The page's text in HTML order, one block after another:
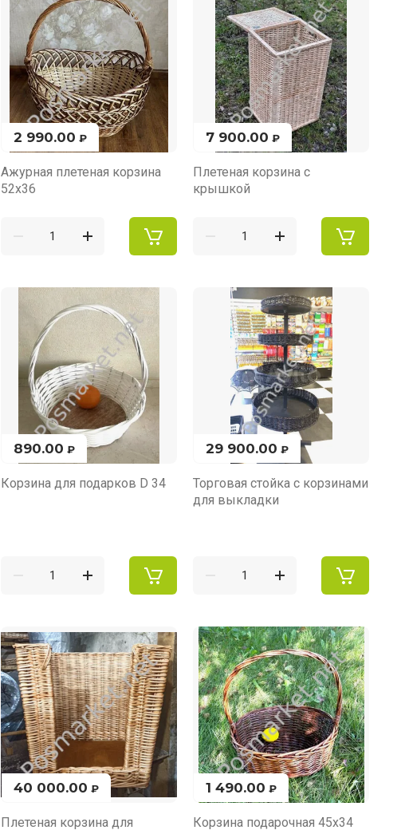
2 990.00 ₽
Ажурная плетеная корзина
52х36
7 900.00 ₽
Плетеная корзина с
крышкой
890.00 ₽
Корзина для подарков D 34
29 900.00 ₽
Торговая стойка с корзинами
для выкладки
40 000.00 ₽
Плетеная корзина для
1 490.00 ₽
Корзина подарочная 45х34